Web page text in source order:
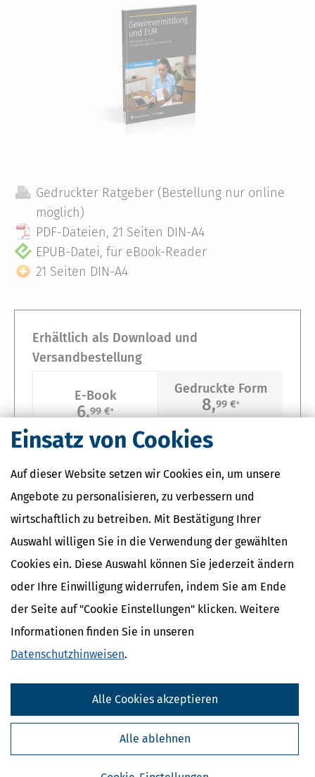
Einsatz von Cookies
Auf dieser Website setzen wir Cookies ein, um unsere
Angebote zu personalisieren, zu verbessern und
wirtschaftlich zu betreiben. Mit Bestätigung Ihrer
Auswahl willigen Sie in die Verwendung der gewählten
Cookies ein. Diese Auswahl können Sie jederzeit ändern
oder Ihre Einwilligung widerrufen, indem Sie am Ende
der Seite auf "Cookie Einstellungen" klicken. Weitere
Informationen finden Sie in unseren
Datenschutzhinweisen.
Alle ablehnen
Alle Cookies akzeptieren
Gedruckter Ratgeber (Bestellung nur online
möglich)
PDF-Dateien, 21 Seiten DIN-A4
EPUB-Datei, für eBook-Reader
21 Seiten DIN-A4
Erhältlich als Download und
Versandbestellung
E-Book
6,99 €*
Gedruckte Form
8,99 €*
In den Warenkorb
*Preise inkl. gesetzl. MwSt.
Sofort verfügbar
Über das Produkt